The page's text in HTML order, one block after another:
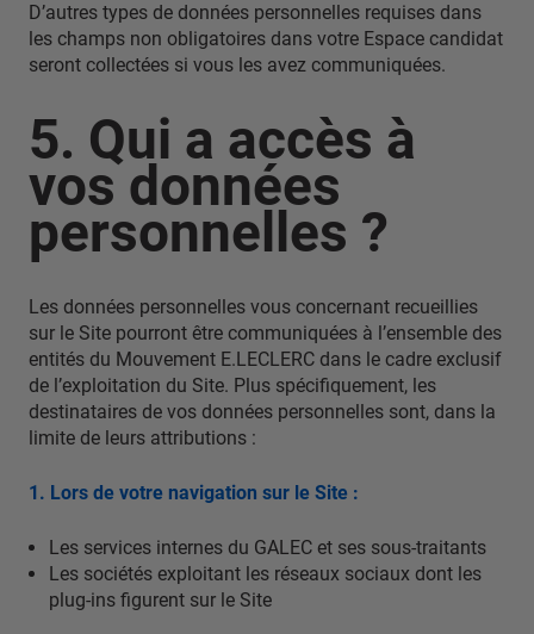
D’autres types de données personnelles requises dans
les champs non obligatoires dans votre Espace candidat
seront collectées si vous les avez communiquées.
5. Qui a accès à
vos données
personnelles ?
Les données personnelles vous concernant recueillies
sur le Site pourront être communiquées à l’ensemble des
entités du Mouvement E.LECLERC dans le cadre exclusif
de l’exploitation du Site. Plus spécifiquement, les
destinataires de vos données personnelles sont, dans la
limite de leurs attributions :
1. Lors de votre navigation sur le Site :
Les services internes du GALEC et ses sous-traitants
Les sociétés exploitant les réseaux sociaux dont les
plug-ins figurent sur le Site